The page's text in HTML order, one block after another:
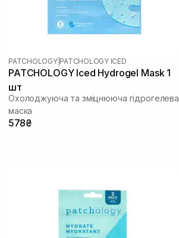
PATCHOLOGY| PATCHOLOGY ICED
PATCHOLOGY Iced Hydrogel Mask 1
шт
Охолоджуюча та зміцнююча гідрогелева
маска
578₴